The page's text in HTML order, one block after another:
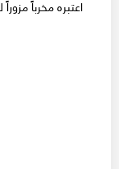
اعتبره مخرباً مزوراً